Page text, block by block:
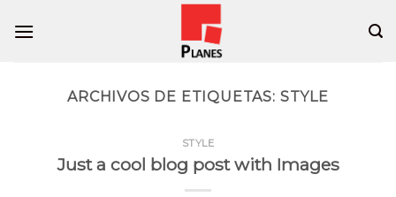
ARCHIVOS DE ETIQUETAS: STYLE
STYLE
Just a cool blog post with Images